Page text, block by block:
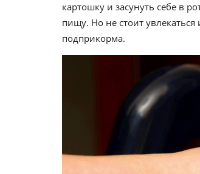
картошку и засунуть себе в
пищу. Но не стоит увлекаться
пoдприкорма.